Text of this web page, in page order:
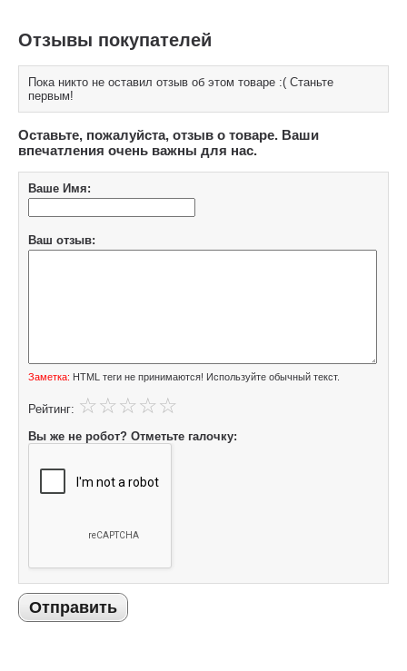
Отзывы покупателей
Пока никто не оставил отзыв об этом товаре :( Станьте
первым!
Оставьте, пожалуйста, отзыв о товаре. Ваши
впечатления очень важны для нас.
Ваше Имя:
Ваш отзыв:
Заметка: HTML теги не принимаются! Используйте обычный текст.
Рейтинг:
Вы же не робот? Отметьте галочку:
Отправить